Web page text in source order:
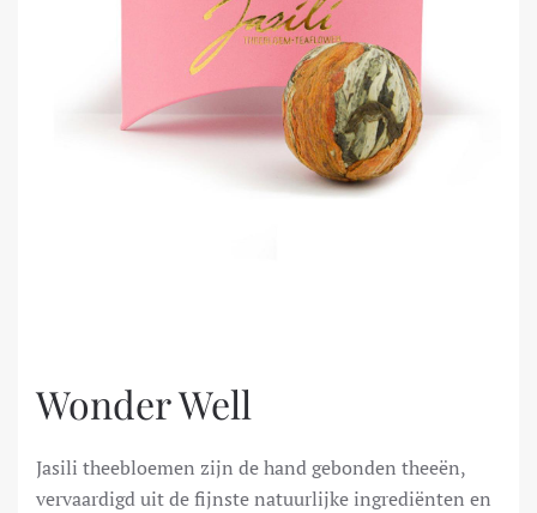
Wonder Well
Jasili theebloemen zijn de hand gebonden theeën,
vervaardigd uit de fijnste natuurlijke ingrediënten en